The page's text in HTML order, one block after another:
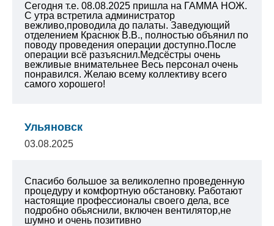
Сегодня т.е. 08.08.2025 пришла на ГАММА НОЖ.
С утра встретила администратор
вежливо,проводила до палаты. Заведующий
отделением Краснюк В.В., полностью объянил по
поводу проведения операции доступно.После
операции всё разъяснил.Медсёстры очень
вежливые внимательнее Весь персонал очень
понравился. Желаю всему коллективу всего
самого хорошего!
Ульяновск
03.08.2025
Спасибо большое за великолепно проведенную
процедуру и комфортную обстановку. Работают
настоящие профессионалы своего дела, все
подробно обьяснили, включен вентилятор,не
шумно и очень позитивно